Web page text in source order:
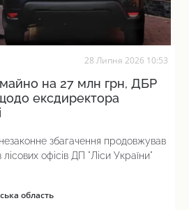
28 Липня 2026 10:53
на 27 млн грн, ДБР
ексдиректора
збагачення продовжував
офісів ДП "Ліси України"
область